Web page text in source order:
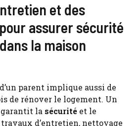
et des
assurer sécurité
la maison
parent implique aussi de
de rénover le logement. Un
la sécurité et le
d’entretien, nettoyage